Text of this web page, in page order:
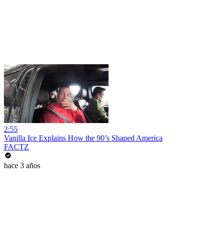
2:55
Vanilla Ice Explains How the 90’s Shaped America
FACTZ
hace 3 años